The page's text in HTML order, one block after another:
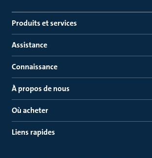
Produits et services
Assistance
Connaissance
À propos de nous
Où acheter
Liens rapides